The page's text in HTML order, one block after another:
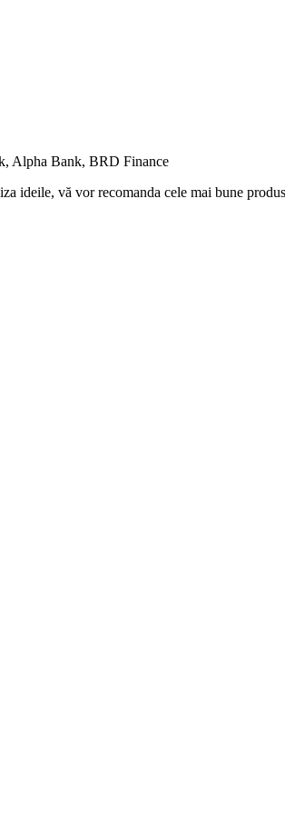
ideile, vă vor recomanda cele mai bune